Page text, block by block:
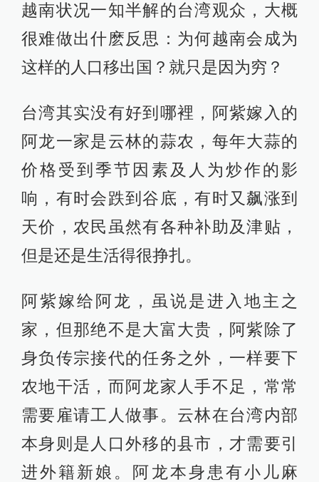
越南状况一知半解的台湾观众，大概
很难做出什麽反思：为何越南会成为
这样的人口移出国？就只是因为穷？
台湾其实没有好到哪裡，阿紫嫁入的
阿龙一家是云林的蒜农，每年大蒜的
价格受到季节因素及人为炒作的影
响，有时会跌到谷底，有时又飙涨到
天价，农民虽然有各种补助及津贴，
但是还是生活得很挣扎。
阿紫嫁给阿龙，虽说是进入地主之
家，但那绝不是大富大贵，阿紫除了
身负传宗接代的任务之外，一样要下
农地干活，而阿龙家人手不足，常常
需要雇请工人做事。云林在台湾内部
本身则是人口外移的县市，才需要引
进外籍新娘。阿龙本身患有小儿麻